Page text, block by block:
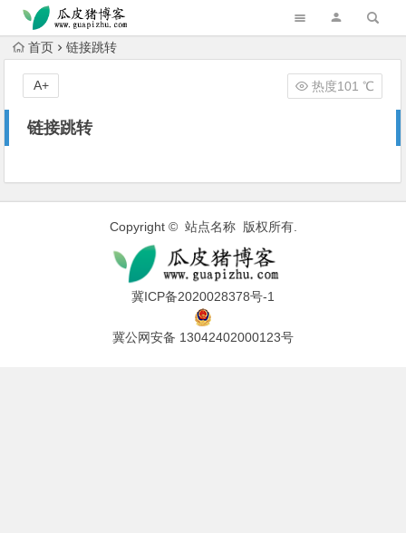
跳转到主内容
首页 链接跳转
链接跳转
热度101 ℃
A+
Copyright © 站点名称 版权所有.
冀ICP备2020028378号-1
冀公网安备 13042402000123号